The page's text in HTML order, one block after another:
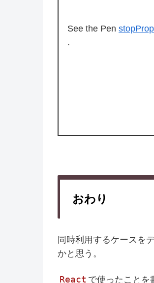
See the Pen
.
おわり
同時利用するケースを
かと思う。
React で使ったことを